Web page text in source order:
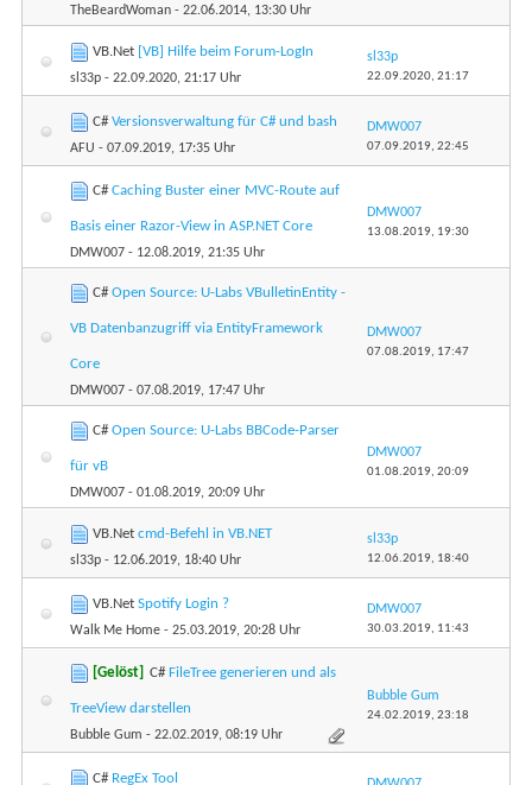
TheBeardWoman - 22.06.2014, 13:30 Uhr
VB.Net [VB] Hilfe beim Forum-LogIn
sl33p - 22.09.2020, 21:17 Uhr
sl33p
22.09.2020, 21:17
C#Versionsverwaltung für C# und bash
AFU - 07.09.2019, 17:35 Uhr
DMW007
07.09.2019, 22:45
C#Caching Buster einer MVC-Route auf
Basis einer Razor-View in ASP.NET Core
DMW007 - 12.08.2019, 21:35 Uhr
DMW007
13.08.2019, 19:30
C#Open Source: U-Labs VBulletinEntity -
VB Datenbanzugriff via EntityFramework
Core
DMW007 - 07.08.2019, 17:47 Uhr
DMW007
07.08.2019, 17:47
C#Open Source: U-Labs BBCode-Parser
für vB
DMW007 - 01.08.2019, 20:09 Uhr
DMW007
01.08.2019, 20:09
VB.Net cmd-Befehl in VB.NET
sl33p - 12.06.2019, 18:40 Uhr
sl33p
12.06.2019, 18:40
VB.Net Spotify Login ?
Walk Me Home - 25.03.2019, 20:28 Uhr
DMW007
30.03.2019, 11:43
[Gelöst] C#FileTree generieren und als
TreeView darstellen
Bubble Gum - 22.02.2019, 08:19 Uhr
Bubble Gum
24.02.2019, 23:18
C# RegEx Tool